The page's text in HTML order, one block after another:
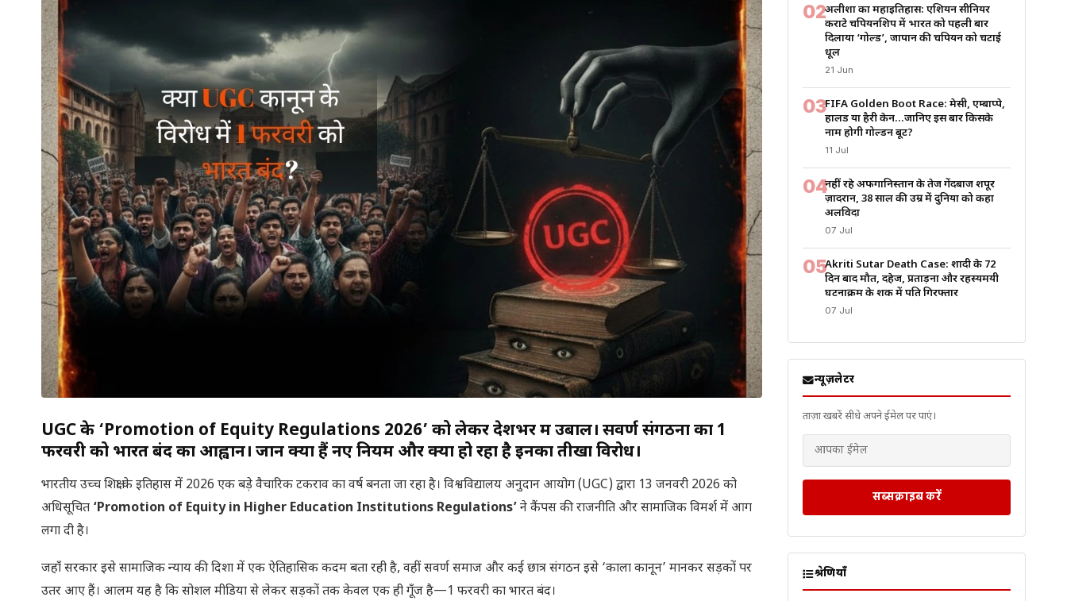
UGC के ‘Promotion of Equity Regulations 2026’ को लेकर देशभर में उबाल। सवर्ण संगठनों का 1
फरवरी को भारत बंद का आह्वान। जानें क्या हैं नए नियम और क्यों हो रहा है इनका तीखा विरोध।
भारतीय उच्च शिक्षा के इतिहास में 2026 एक बड़े वैचारिक टकराव का वर्ष बनता जा रहा है। विश्वविद्यालय अनुदान आयोग (UGC) द्वारा 13 जनवरी 2026 को
अधिसूचित ‘Promotion of Equity in Higher Education Institutions Regulations’ने कैंपस की राजनीति और सामाजिक विमर्श में आग
लगा दी है।
जहाँ सरकार इसे सामाजिक न्याय की दिशा में एक ऐतिहासिक कदम बता रही है, वहीं सवर्ण समाज और कई छात्र संगठन इसे ‘काला कानून’ मानकर सड़कों पर
उतर आए हैं। आलम यह है कि सोशल मीडिया से लेकर सड़कों तक केवल एक ही गूँज है—1 फरवरी का भारत बंद।
02अलीशा का महाइतिहास: एशियन सीनियर
कराटे चैंपियनशिप में भारत को पहली बार
दिलाया ‘गोल्ड’, जापान की चैंपियन को चटाई
धूल
21 Jun
03FIFA Golden Boot Race: मेसी, एम्बाप्पे,
हालैंड या हैरी केन…जानिए इस बार किसके
नाम होगी गोल्डन बूट?
11 Jul
04नहीं रहे अफगानिस्तान के तेज गेंदबाज शपूर
ज़ादरान, 38 साल की उम्र में दुनिया को कहा
अलविदा
07 Jul
05Akriti Sutar Death Case: शादी के 72
दिन बाद मौत, दहेज, प्रताड़ना और रहस्यमयी
घटनाक्रम के शक में पति गिरफ्तार
07 Jul
न्यूज़लेटर
ताज़ा खबरें सीधे अपने ईमेल पर पाएं।
सब्सक्राइब करें
श्रेणियाँ